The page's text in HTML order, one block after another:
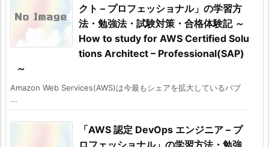
クト – プロフェッショナル」の学習方
法・勉強法・試験対策・合格体験記 ～
How to study for AWS Certified Solu
tions Architect – Professional(SAP)
～
Amazon Web Services(AWS)は今最もシェアを拡大しているパブ
...
「AWS 認定 DevOps エンジニア – プ
ロフェッショナル」の学習方法・勉強